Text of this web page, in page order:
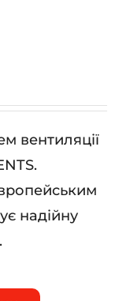
вентиляції
надійну